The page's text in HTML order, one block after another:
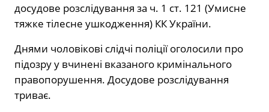
досудове розслідування за ч. 1 ст. 121 (Умисне
тяжке тілесне ушкодження) КК України.
Днями чоловікові слідчі поліції оголосили про
підозру у вчинені вказаного кримінального
правопорушення. Досудове розслідування
триває.